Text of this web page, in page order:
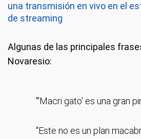
una transmisión en vivo en el
de streaming
Algunas de las principales
Novaresio:
"'Macri gato' es una gran
"Este no es un plan